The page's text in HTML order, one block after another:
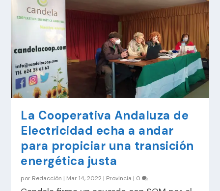
La Cooperativa Andaluza de
Electricidad echa a andar
para propiciar una transición
energética justa
por Redacción | Mar 14, 2022 | Provincia | 0